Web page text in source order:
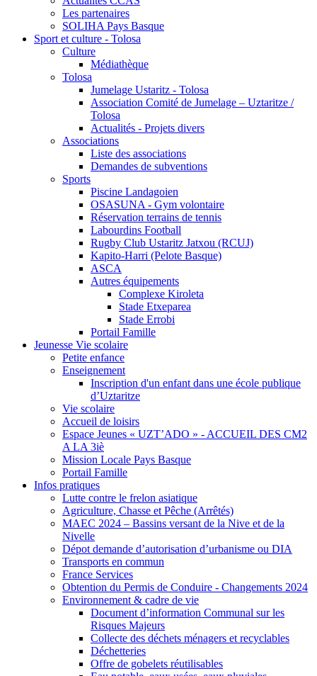
Les partenaires
SOLIHA Pays Basque
Sport et culture - Tolosa
Culture
Médiathèque
Tolosa
Jumelage Ustaritz - Tolosa
Association Comité de Jumelage – Uztaritze /
Tolosa
Actualités - Projets divers
Associations
Liste des associations
Demandes de subventions
Sports
Piscine Landagoien
OSASUNA - Gym volontaire
Réservation terrains de tennis
Labourdins Football
Rugby Club Ustaritz Jatxou (RCUJ)
Kapito-Harri (Pelote Basque)
ASCA
Autres équipements
Complexe Kiroleta
Stade Etxeparea
Stade Errobi
Portail Famille
Jeunesse Vie scolaire
Petite enfance
Enseignement
Inscription d'un enfant dans une école publique
d’Uztaritze
Vie scolaire
Accueil de loisirs
Espace Jeunes « UZT’ADO » - ACCUEIL DES CM2
A LA 3iè
Mission Locale Pays Basque
Portail Famille
Infos pratiques
Lutte contre le frelon asiatique
Agriculture, Chasse et Pêche (Arrêtés)
MAEC 2024 – Bassins versant de la Nive et de la
Nivelle
Dépot demande d’autorisation d’urbanisme ou DIA
Transports en commun
France Services
Obtention du Permis de Conduire - Changements 2024
Environnement & cadre de vie
Document d’information Communal sur les
Risques Majeurs
Collecte des déchets ménagers et recyclables
Déchetteries
Offre de gobelets réutilisables